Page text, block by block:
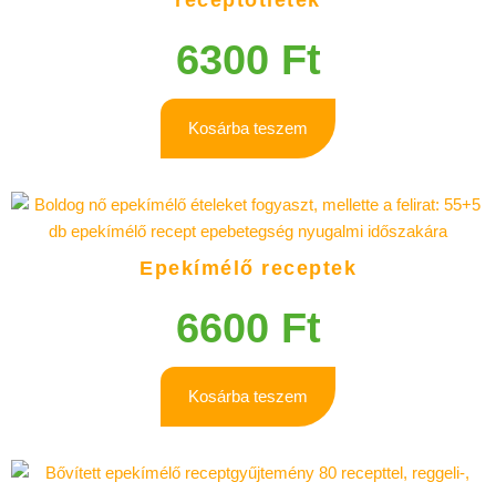
6300 Ft
Kosárba teszem
Epekímélő receptek
6600 Ft
Kosárba teszem